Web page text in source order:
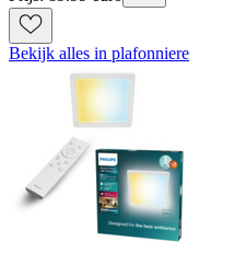
Bekijk alles in plafonniere